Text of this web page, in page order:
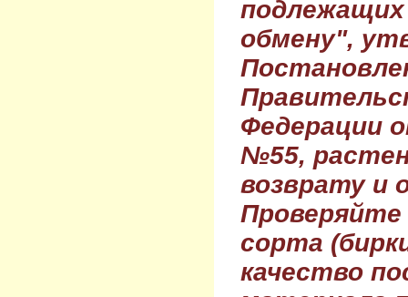
обмену",
Федерации
№55,
возврату и
Проверяйте
сорта
качество